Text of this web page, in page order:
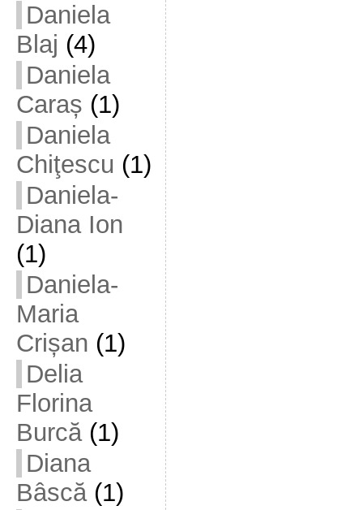
Daniela
Blaj (4)
Daniela
Caraș (1)
Daniela
Chiţescu (1)
Daniela-
Diana Ion
(1)
Daniela-
Maria
Crișan (1)
Delia
Florina
Burcă(1)
Diana
Bâscă(1)